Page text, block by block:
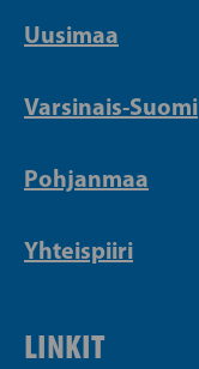
Uusimaa
Varsinais-Suomi
Pohjanmaa
Yhteispiiri
LINKIT